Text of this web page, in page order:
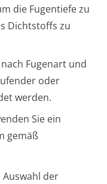
die Fugentiefe zu
Dichtstoffs zu
nach Fugenart und
oder
werden.
Sie ein
gemäß
der